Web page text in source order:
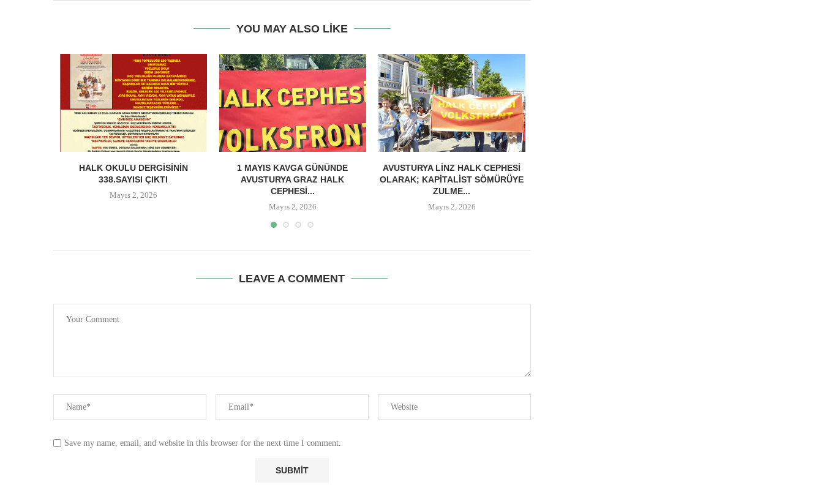
YOU MAY ALSO LIKE
HALK OKULU DERGISININ
338.SAYISI ÇIKTI
Mayıs 2, 2026
1 MAYIS KAVGA GÜNÜNDE
AVUSTURYA GRAZ HALK
CEPHESI...
Mayıs 2, 2026
AVUSTURYA LINZ HALK CEPHESI
OLARAK; KAPITALIST SÖMÜRÜYE
ZULME...
Mayıs 2, 2026
LEAVE A COMMENT
Save my name, email, and website in this browser for the next time I comment.